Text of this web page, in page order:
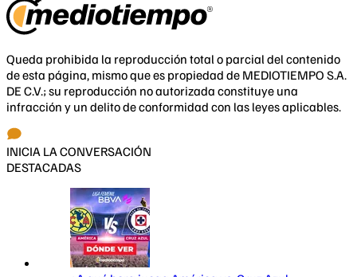
Queda prohibida la reproducción total o parcial del contenido
de esta página, mismo que es propiedad de MEDIOTIEMPO S.A.
DE C.V.; su reproducción no autorizada constituye una
infracción y un delito de conformidad con las leyes aplicables.
INICIA LA CONVERSACIÓN
DESTACADAS